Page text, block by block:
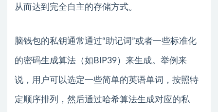
从而达到完全自主的存储方式。
脑钱包的私钥通常通过“助记词”或者一些标准化
的密码生成算法（如BIP39）来生成。举例来
说，用户可以选定一些简单的英语单词，按照特
定顺序排列，然后通过哈希算法生成对应的私